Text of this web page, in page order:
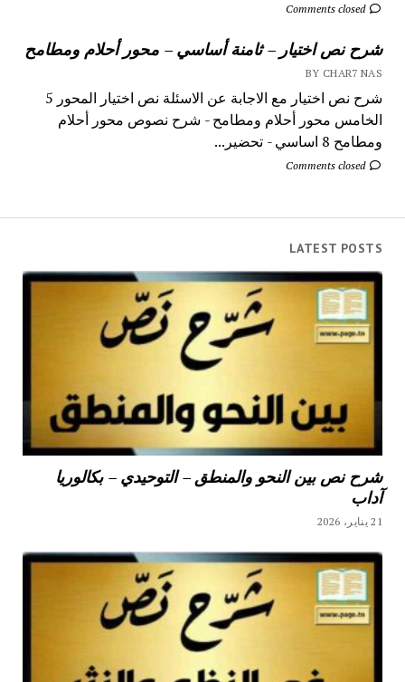
Comments closed
شرح نص اختيار – ثامنة أساسي – محور أحلام ومطامح
BY CHAR7 NAS
شرح نص اختيار مع الاجابة عن الاسئلة نص اختيار المحور 5
الخامس محور أحلام ومطامح - شرح نصوص محور أحلام
ومطامح 8 اساسي - تحضير...
Comments closed
LATEST POSTS
شرح نص بين النحو والمنطق – التوحيدي – بكالوريا
آداب
21 يناير، 2026